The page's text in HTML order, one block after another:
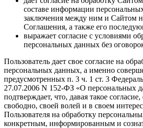
составе информации
заключения между ним и Сайтом
Соглашения, а также его
выражает согласие с условиями
персональных данных без
Пользователь дает свое согласие на
персональных данных, а именно
предусмотренных п. 3 ч. 1 ст. 3
27.07.2006 N 152-ФЗ «О персональных
подтверждает, что, давая такое
свободно, своей волей и в своем
Пользователя на обработку
конкретным, информированным и